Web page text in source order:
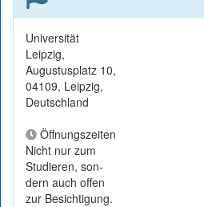
Universität
Leipzig,
Augustusplatz 10,
04109, Leipzig,
Deutschland
Öffnungszeiten
Nicht nur zum
Stu­die­ren, son­
dern auch offen
zur Besichtigung.